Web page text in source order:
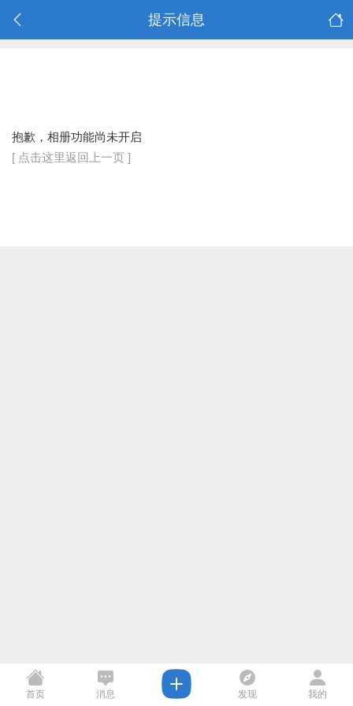
提示信息
抱歉，相册功能尚未开启
[ 点击这里返回上一页 ]
首页 消息 发现 我的